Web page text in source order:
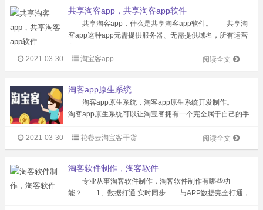
共享淘客app，共享淘客app软件
共享淘客app，什么是共享淘客app软件。 共享淘
客app这种app无需提供服务器、无需提供域名，所有运营
由别人搭建，在获得准入权限后，入住APP,然后淘客将APP
推向自己的用户群...
阅读全文
2021-03-30 淘宝客app
淘客app原生系统
淘客app原生系统，淘客app原生系统开发制作。
淘客app原生系统可以让淘宝客拥有一个完全属于自己的手
可以结合多级化返利系统，让app的用户在自己平台购物省
钱，同时也可以分享给朋...
阅读全文
2021-03-30 花卷云淘宝客干货
淘客软件制作，淘客软件
专业从事淘客软件制作，淘客软件制作有哪些功
能？ 1、数据打通 实时同步 与APP数据完全打通，